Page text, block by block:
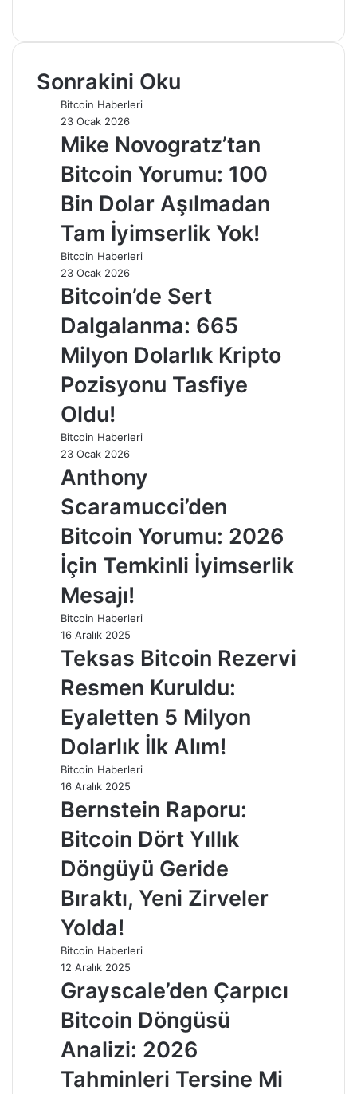
Sonrakini Oku
Bitcoin Haberleri
23 Ocak 2026
Mike Novogratz’tan
Bitcoin Yorumu: 100
Bin Dolar Aşılmadan
Tam İyimserlik Yok!
Bitcoin Haberleri
23 Ocak 2026
Bitcoin’de Sert
Dalgalanma: 665
Milyon Dolarlık Kripto
Pozisyonu Tasfiye
Oldu!
Bitcoin Haberleri
23 Ocak 2026
Anthony
Scaramucci’den
Bitcoin Yorumu: 2026
İçin Temkinli İyimserlik
Mesajı!
Bitcoin Haberleri
16 Aralık 2025
Teksas Bitcoin Rezervi
Resmen Kuruldu:
Eyaletten 5 Milyon
Dolarlık İlk Alım!
Bitcoin Haberleri
16 Aralık 2025
Bernstein Raporu:
Bitcoin Dört Yıllık
Döngüyü Geride
Bıraktı, Yeni Zirveler
Yolda!
Bitcoin Haberleri
12 Aralık 2025
Grayscale’den Çarpıcı
Bitcoin Döngüsü
Analizi: 2026
Tahminleri Tersine Mi